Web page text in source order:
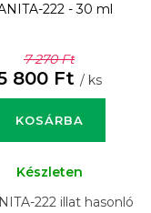
222 - 30 ml
7 270 Ft
800 Ft / ks
KOSÁRBA
Készleten
222 illat hasonló